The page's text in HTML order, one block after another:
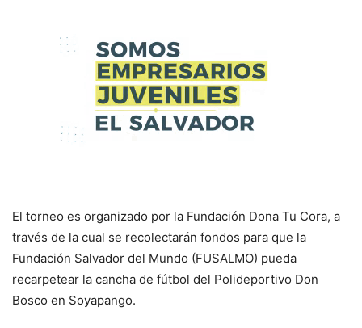
El torneo es organizado por la Fundación Dona Tu Cora, a
través de la cual se recolectarán fondos para que la
Fundación Salvador del Mundo (FUSALMO) pueda
recarpetear la cancha de fútbol del Polideportivo Don
Bosco en Soyapango.